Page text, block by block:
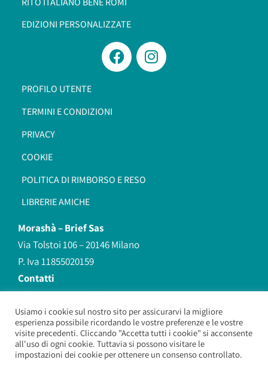
EDIZIONI PERSONALIZZATE
PROFILO UTENTE
TERMINI E CONDIZIONI
PRIVACY
COOKIE
POLITICA DI RIMBORSO E RESO
LIBRERIE AMICHE
Morashà –Brief Sas
Via Tolstoi 106 – 20146 Milano
P. Iva 11855020159
Contatti
redazione@morasha.it
339 8596707
(anche Whatsapp)
Usiamo i cookie sul nostro sito per assicurarvi la migliore
esperienza possibile ricordando le vostre preferenze e le vostre
visite precedenti. Cliccando "Accetta tutti i cookie" si acconsente
all'uso di ogni cookie. Tuttavia si possono visitare le
impostazioni dei cookie per ottenere un consenso controllato.